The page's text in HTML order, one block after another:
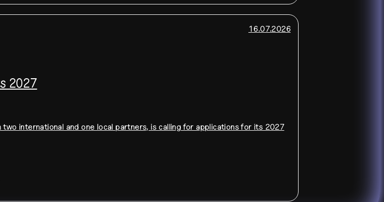
16.07.2026
2027
two international and one local partners, is calling for applications for its 2027